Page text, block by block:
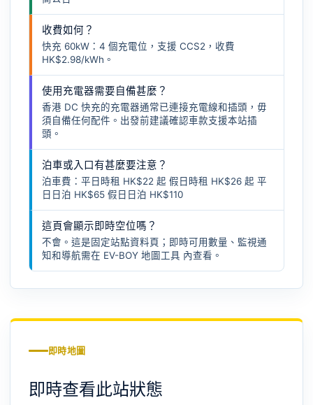
收費如何？
快充 60kW：4 個充電位，支援 CCS2，收費
HK$2.98/kWh。
使用充電器需要自備甚麼？
香港 DC 快充的充電器通常已連接充電線和插頭，毋
須自備任何配件。出發前建議確認車款支援本站插
頭。
泊車或入口有甚麼要注意？
泊車費：平日時租 HK$22 起 假日時租 HK$26 起 平
日日泊 HK$65 假日日泊 HK$110
這頁會顯示即時空位嗎？
不會。這是固定站點資料頁；即時可用數量、監視通
知和導航需在 EV-BOY 地圖工具 內查看。
即時地圖
即時查看此站狀態